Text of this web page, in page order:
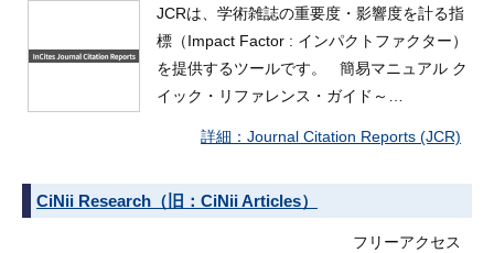
JCRは、学術雑誌の重要度・影響度を計る指
標（Impact Factor : インパクトファクター）
を提供するツールです。 簡易マニュアル ク
イック・リファレンス・ガイド～…
Journal Citation Reports (JCR)
CiNii Research（旧：CiNii Articles）
フリーアクセス